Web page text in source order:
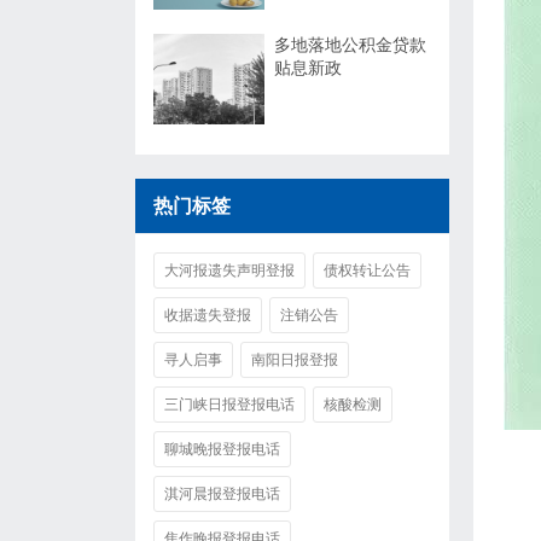
多地落地公积金贷款
贴息新政
热门标签
大河报遗失声明登报 债权转让公告
收据遗失登报 注销公告
寻人启事 南阳日报登报
三门峡日报登报电话 核酸检测
聊城晚报登报电话
淇河晨报登报电话